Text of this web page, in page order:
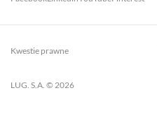
LUG. S.A. © 2026
Kwestie prawne